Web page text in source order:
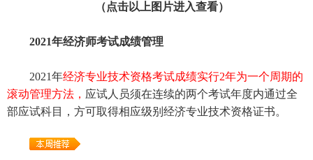
（点击以上图片进入查看）
2021年经济师考试成绩管理
2021年经济专业技术资格考试成绩实行2年为一个周期的
滚动管理方法， 应试人员须在连续的两个考试年度内通过全
部应试科目，方可取得相应级别经济专业技术资格证书。